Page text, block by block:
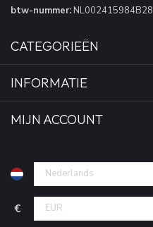
btw-nummer: NL002415984B28
CATEGORIEËN
INFORMATIE
MIJN ACCOUNT
€